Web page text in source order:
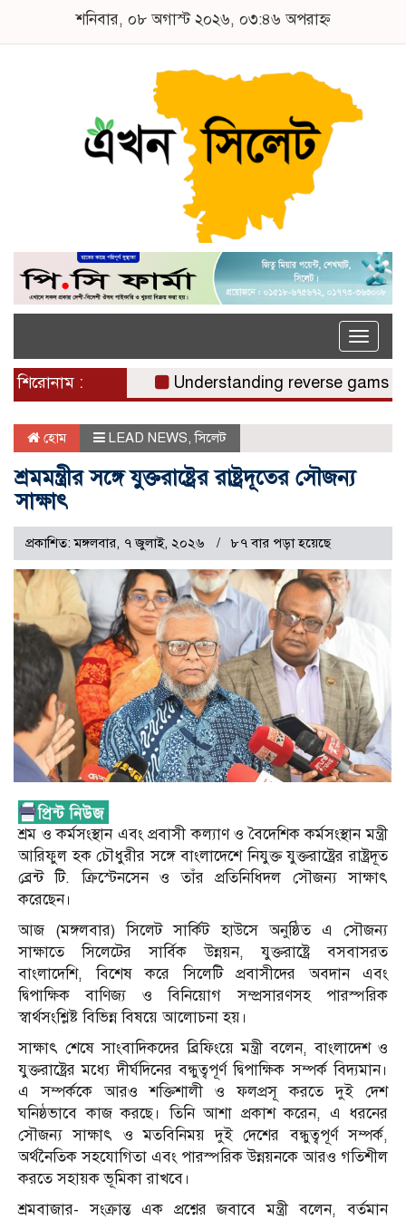
শনিবার, ০৮ অগাস্ট ২০২৬, ০৩:৪৬ অপরাহ্ন
Toggle
শিরোনাম : Understanding reverse gamstop
হোম LEAD NEWS,সিলেট
শ্রমমন্ত্রীর সঙ্গে যুক্তরাষ্ট্রের রাষ্ট্রদূতের সৌজন্য
সাক্ষাৎ
প্রকাশিত: মঙ্গলবার, ৭ জুলাই, ২০২৬ ৮৭ বার পড়া হয়েছে
শ্রম ও কর্মসংস্থান এবং প্রবাসী কল্যাণ ও বৈদেশিক কর্মসংস্থান মন্ত্রী
আরিফুল হক চৌধুরীর সঙ্গে বাংলাদেশে নিযুক্ত যুক্তরাষ্ট্রের রাষ্ট্রদূত
ব্রেন্ট টি. ক্রিস্টেনসেন ও তাঁর প্রতিনিধিদল সৌজন্য সাক্ষাৎ
করেছেন।
আজ (মঙ্গলবার) সিলেট সার্কিট হাউসে অনুষ্ঠিত এ সৌজন্য
সাক্ষাতে সিলেটের সার্বিক উন্নয়ন, যুক্তরাষ্ট্রে বসবাসরত
বাংলাদেশি, বিশেষ করে সিলেটি প্রবাসীদের অবদান এবং
দ্বিপাক্ষিক বাণিজ্য ও বিনিয়োগ সম্প্রসারণসহ পারস্পরিক
স্বার্থসংশ্লিষ্ট বিভিন্ন বিষয়ে আলোচনা হয়।
সাক্ষাৎ শেষে সাংবাদিকদের ব্রিফিংয়ে মন্ত্রী বলেন, বাংলাদেশ ও
যুক্তরাষ্ট্রের মধ্যে দীর্ঘদিনের বন্ধুত্বপূর্ণ দ্বিপাক্ষিক সম্পর্ক বিদ্যমান।
এ সম্পর্ককে আরও শক্তিশালী ও ফলপ্রসূ করতে দুই দেশ
ঘনিষ্ঠভাবে কাজ করছে। তিনি আশা প্রকাশ করেন, এ ধরনের
সৌজন্য সাক্ষাৎ ও মতবিনিময় দুই দেশের বন্ধুত্বপূর্ণ সম্পর্ক,
অর্থনৈতিক সহযোগিতা এবং পারস্পরিক উন্নয়নকে আরও গতিশীল
করতে সহায়ক ভূমিকা রাখবে।
শ্রমবাজার- সংক্রান্ত এক প্রশ্নের জবাবে মন্ত্রী বলেন, বর্তমান